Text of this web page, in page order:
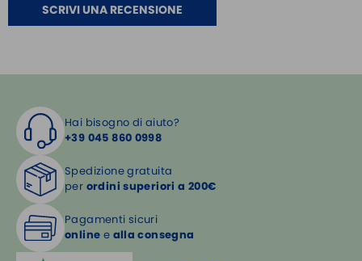
SCRIVI UNA RECENSIONE
Hai bisogno di aiuto?
+39 045 860 0998
Spedizione gratuita
per ordini superiori a 200€
Pagamenti sicuri
online e alla consegna